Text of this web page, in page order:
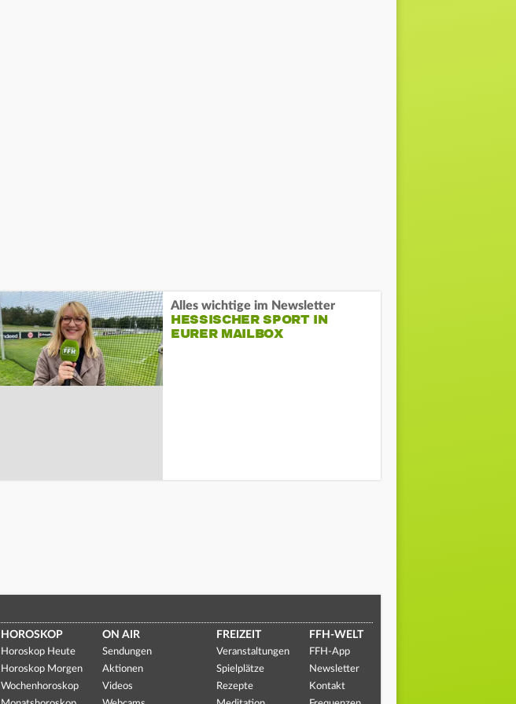
Alles wichtige im Newsletter
HESSISCHER SPORT IN
EURER MAILBOX
HOROSKOP
Horoskop Heute
Horoskop Morgen
Wochenhoroskop
ON AIR
Sendungen
Aktionen
Videos
FREIZEIT
Veranstaltungen
Spielplätze
Rezepte
FFH-WELT
FFH-App
Newsletter
Kontakt